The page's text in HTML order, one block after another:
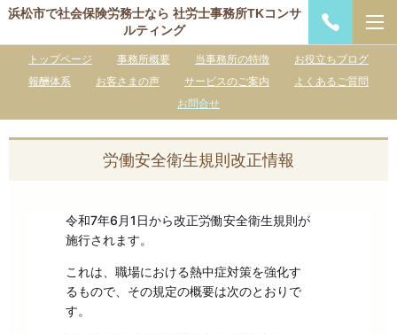
浜松市で社会保険労務士なら 社労士事務所TKコンサ
ルティング
トップページ 事務所概要 当事務所の特徴
お役立ちブログ
報酬体系
お客さまの声 サービスのご案内
よくあるご質問
お問合せ
労働安全衛生規則改正情報
令和7年6月1日から改正労働安全衛生規則が
施行されます。
これは、職場における熱中症対策を強化す
るもので、その規定の概要は次のとおりで
す。